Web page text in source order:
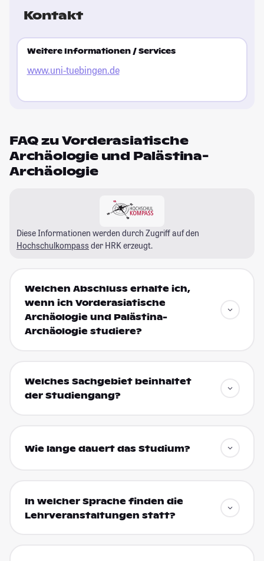
Kontakt
Weitere Informationen / Services
www.uni-tuebingen.de
FAQ zu Vorderasiatische
Archäologie und Palästina-
Archäologie
Diese Informationen werden durch Zugriff auf den
Hochschulkompass der HRK erzeugt.
Welchen Abschluss erhalte ich,
wenn ich Vorderasiatische
Archäologie und Palästina-
Archäologie studiere?
Welches Sachgebiet beinhaltet
der Studiengang?
Wie lange dauert das Studium?
In welcher Sprache finden die
Lehrveranstaltungen statt?